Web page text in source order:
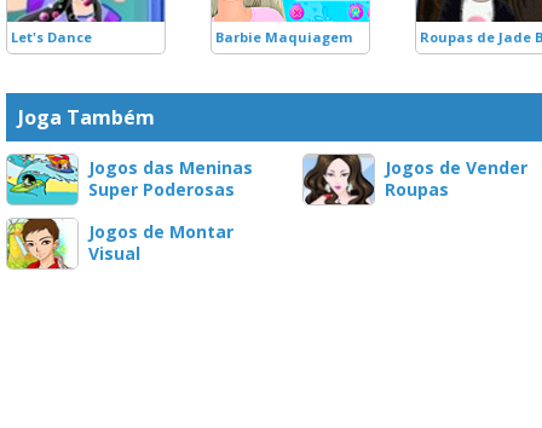
Let's Dance Barbie Maquiagem Roupas de Jade
Joga Também
Jogos das Meninas
Super Poderosas
Jogos de Vender
Roupas
Jogos de Montar
Visual